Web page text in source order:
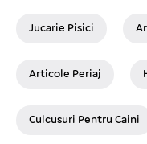
Jucarie Pisici
Articole Periaj
Culcusuri Pentru Caini